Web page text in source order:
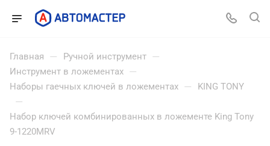
Главная — Ручной инструмент —
Инструмент в ложементах —
Наборы гаечных ключей в ложементах — KING TONY
—
Набор ключей комбинированных в ложементе King Tony
9-1220MRV